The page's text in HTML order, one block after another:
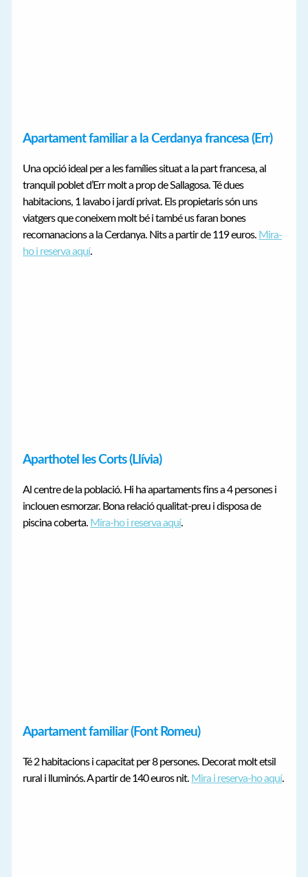
Apartament familiar a la Cerdanya francesa (Err)
Una opció ideal per a les famílies situat a la part francesa, al
tranquil poblet d’Err molt a prop de Sallagosa. Té dues
habitacions, 1 lavabo i jardí privat. Els propietaris són uns
viatgers que coneixem molt bé i també us faran bones
recomanacions a la Cerdanya. Nits a partir de 119 euros. Mira-
ho i reserva aquí.
Aparthotel les Corts (Llívia)
Al centre de la població. Hi ha apartaments fins a 4 persones i
inclouen esmorzar. Bona relació qualitat-preu i disposa de
piscina coberta. Mira-ho i reserva aquí.
Apartament familiar (Font Romeu)
Té 2 habitacions i capacitat per 8 persones. Decorat molt etsil
rural i lluminós. A partir de 140 euros nit. Mira i reserva-ho aquí.